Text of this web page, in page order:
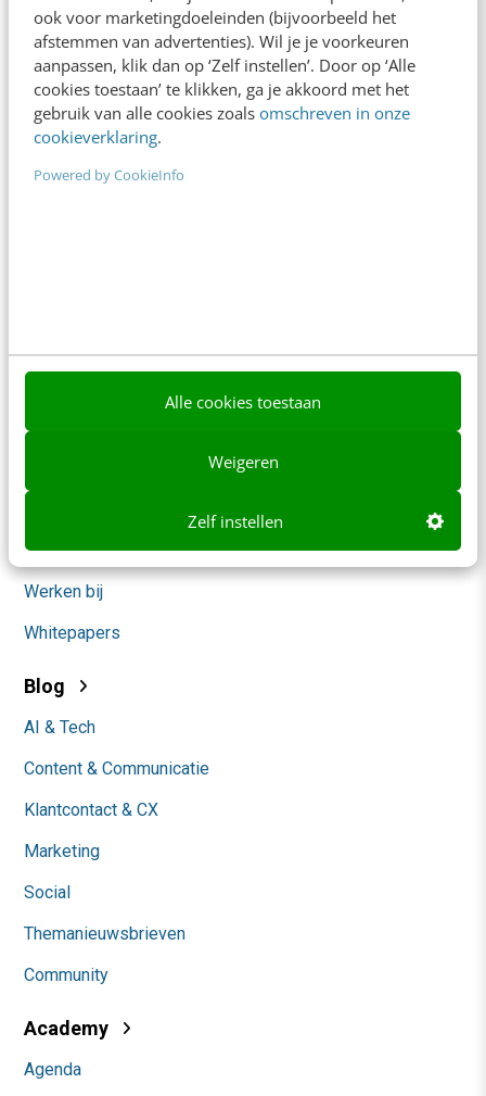
ook voor marketingdoeleinden (bijvoorbeeld het
afstemmen van advertenties). Wil je je voorkeuren
aanpassen, klik dan op ‘Zelf instellen’. Door op ‘Alle
cookies toestaan’ te klikken, ga je akkoord met het
gebruik van alle cookies zoals omschreven in onze
cookieverklaring.
Powered by CookieInfo
Alle cookies toestaan
Weigeren
Zelf instellen
Contact Redactie
redactie@frankwatching.com
Contact
Ons team
Werken bij
Whitepapers
Blog
AI & Tech
Content & Communicatie
Klantcontact & CX
Marketing
Social
Themanieuwsbrieven
Community
Academy
Agenda